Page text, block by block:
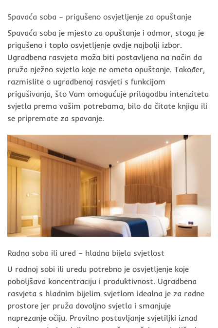
Spavaća soba – prigušeno osvjetljenje za opuštanje
Spavaća soba je mjesto za opuštanje i odmor, stoga je
prigušeno i toplo osvjetljenje ovdje najbolji izbor.
Ugradbena rasvjeta moža biti postavljena na način da
pruža nježno svjetlo koje ne ometa opuštanje. Također,
razmislite o ugradbenoj rasvjeti s funkcijom
prigušivanja, što Vam omogućuje prilagodbu intenziteta
svjetla prema vašim potrebama, bilo da čitate knjigu ili
se pripremate za spavanje.
Radna soba ili ured – hladna bijela svjetlost
U radnoj sobi ili uredu potrebno je osvjetljenje koje
poboljšava koncentraciju i produktivnost. Ugradbena
rasvjeta s hladnim bijelim svjetlom idealna je za radne
prostore jer pruža dovoljno svjetla i smanjuje
naprezanje očiju. Pravilno postavljanje svjetiljki iznad